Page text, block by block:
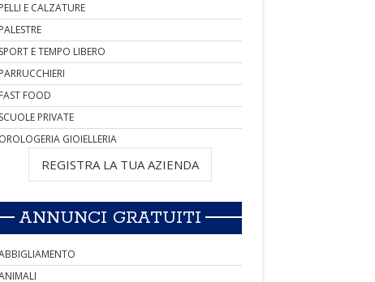
PELLI E CALZATURE
PALESTRE
SPORT E TEMPO LIBERO
PARRUCCHIERI
FAST FOOD
SCUOLE PRIVATE
OROLOGERIA GIOIELLERIA
REGISTRA LA TUA AZIENDA
ANNUNCI GRATUITI